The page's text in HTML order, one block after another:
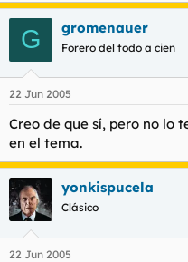
G gromenauer
Forero del todo a cien
22 Jun 2005
Creo de que sí, pero no lo
en el tema.
yonkispucela
Clásico
22 Jun 2005